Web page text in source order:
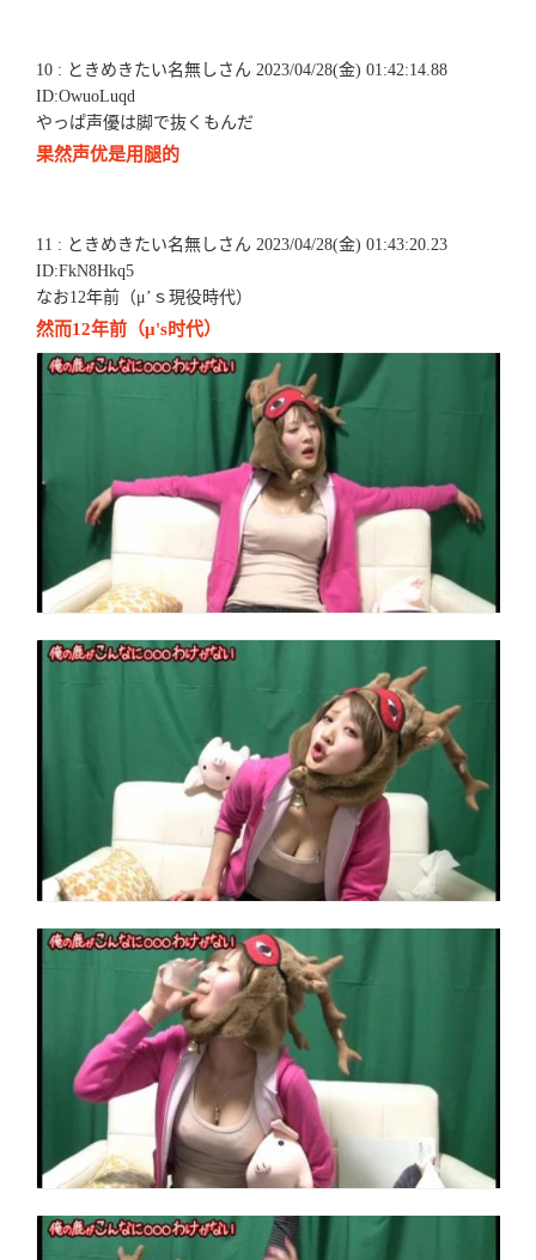
10 : ときめきたい名無しさん 2023/04/28(金) 01:42:14.88
ID:OwuoLuqd
やっぱ声優は脚で抜くもんだ
果然声优是用腿的
11 : ときめきたい名無しさん 2023/04/28(金) 01:43:20.23
ID:FkN8Hkq5
なお12年前（μ’ｓ現役時代）
然而12年前（μ's时代）